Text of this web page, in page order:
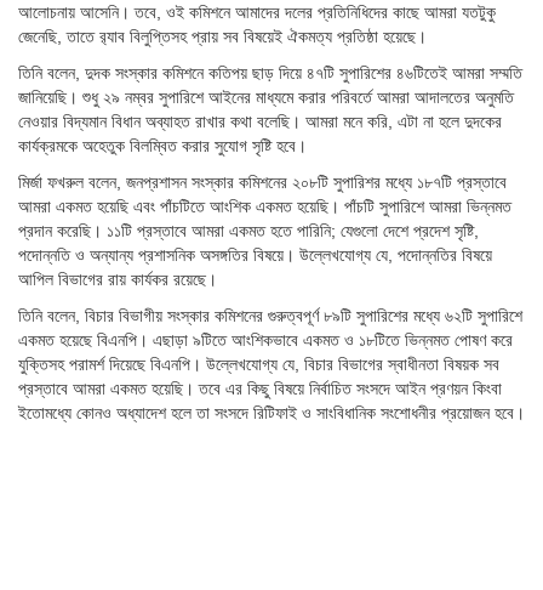
আলোচনায় আসেনি। তবে, ওই কমিশনে আমাদের দলের প্রতিনিধিদের কাছে আমরা যতটুকু
জেনেছি, তাতে র‌্যাব বিলুপ্তিসহ প্রায় সব বিষয়েই ঐকমত্য প্রতিষ্ঠা হয়েছে।
তিনি বলেন, দুদক সংস্কার কমিশনে কতিপয় ছাড় দিয়ে ৪৭টি সুপারিশের ৪৬টিতেই আমরা সম্মতি
জানিয়েছি। শুধু ২৯ নম্বর সুপারিশে আইনের মাধ্যমে করার পরিবর্তে আমরা আদালতের অনুমতি
নেওয়ার বিদ্যমান বিধান অব্যাহত রাখার কথা বলেছি। আমরা মনে করি, এটা না হলে দুদকের
কার্যক্রমকে অহেতুক বিলম্বিত করার সুযোগ সৃষ্টি হবে।
মির্জা ফখরুল বলেন, জনপ্রশাসন সংস্কার কমিশনের ২০৮টি সুপারিশর মধ্যে ১৮৭টি প্রস্তাবে
আমরা একমত হয়েছি এবং পাঁচটিতে আংশিক একমত হয়েছি। পাঁচটি সুপারিশে আমরা ভিন্নমত
প্রদান করেছি। ১১টি প্রস্তাবে আমরা একমত হতে পারিনি; যেগুলো দেশে প্রদেশ সৃষ্টি,
পদোন্নতি ও অন্যান্য প্রশাসনিক অসঙ্গতির বিষয়ে। উল্লেখযোগ্য যে, পদোন্নতির বিষয়ে
আপিল বিভাগের রায় কার্যকর রয়েছে।
তিনি বলেন, বিচার বিভাগীয় সংস্কার কমিশনের গুরুত্বপূর্ণ ৮৯টি সুপারিশের মধ্যে ৬২টি সুপারিশে
একমত হয়েছে বিএনপি। এছাড়া ৯টিতে আংশিকভাবে একমত ও ১৮টিতে ভিন্নমত পোষণ করে
যুক্তিসহ পরামর্শ দিয়েছে বিএনপি। উল্লেখযোগ্য যে, বিচার বিভাগের স্বাধীনতা বিষয়ক সব
প্রস্তাবে আমরা একমত হয়েছি। তবে এর কিছু বিষয়ে নির্বাচিত সংসদে আইন প্রণয়ন কিংবা
ইতোমধ্যে কোনও অধ্যাদেশ হলে তা সংসদে রিটিফাই ও সাংবিধানিক সংশোধনীর প্রয়োজন হবে।